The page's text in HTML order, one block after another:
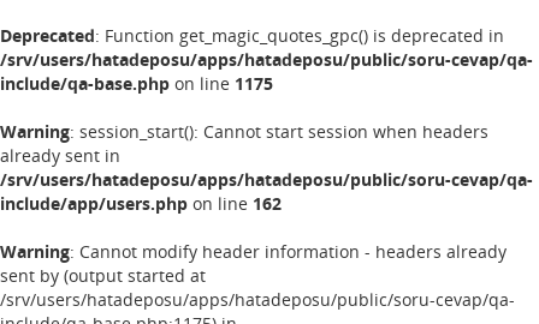
Deprecated: Function get_magic_quotes_gpc() is deprecated in
/srv/users/hatadeposu/apps/hatadeposu/public/soru-cevap/qa-
include/qa-base.php on line 1175
Warning: session_start(): Cannot start session when headers
already sent in
/srv/users/hatadeposu/apps/hatadeposu/public/soru-cevap/qa-
include/app/users.php on line 162
Warning: Cannot modify header information - headers already
sent by (output started at
/srv/users/hatadeposu/apps/hatadeposu/public/soru-cevap/qa-